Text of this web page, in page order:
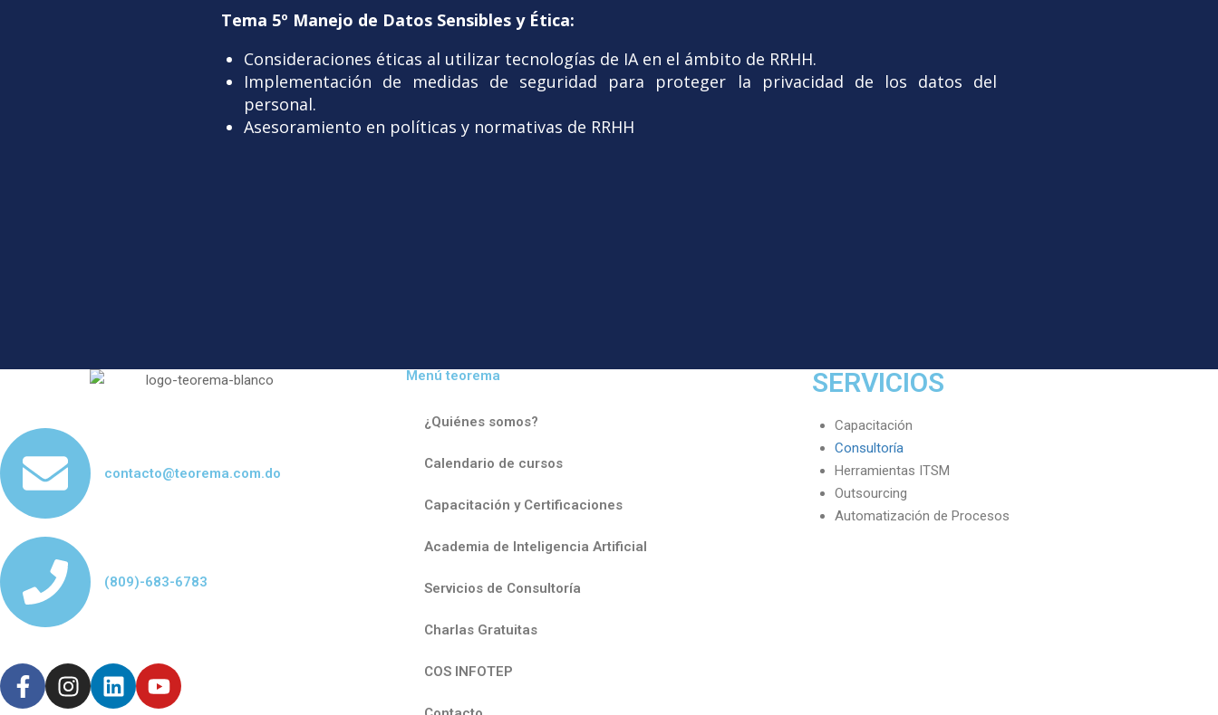
Tema 5º Manejo de Datos Sensibles y Ética:
Consideraciones éticas al utilizar tecnologías de IA en el ámbito de RRHH.
Implementación de medidas de seguridad para proteger la privacidad de los datos del
personal.
Asesoramiento en políticas y normativas de RRHH
contacto@teorema.com.do
(809)-683-6783
Menú teorema
¿Quiénes somos?
Calendario de cursos
Capacitación y Certificaciones
Academia de Inteligencia Artificial
Servicios de Consultoría
Charlas Gratuitas
COS INFOTEP
SERVICIOS
Capacitación
Consultoría
Herramientas ITSM
Outsourcing
Automatización de Procesos